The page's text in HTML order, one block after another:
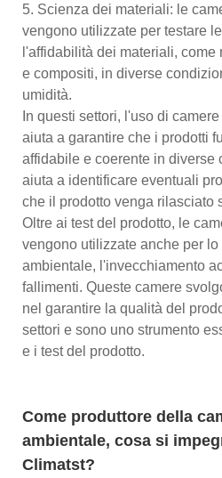
5. Scienza dei materiali: le
vengono utilizzate per testare
l'affidabilità dei materiali,
e compositi, in diverse
umidità.
In questi settori, l'uso di
aiuta a garantire che i prodotti
affidabile e coerente in diverse
aiuta a identificare eventuali
che il prodotto venga rilasciato
Oltre ai test del prodotto, le
vengono utilizzate anche per
ambientale, l'invecchiamento
fallimenti. Queste camere
nel garantire la qualità del
settori e sono uno strumento
e i test del prodotto.
Come produttore della
ambientale, cosa si
Climatst?